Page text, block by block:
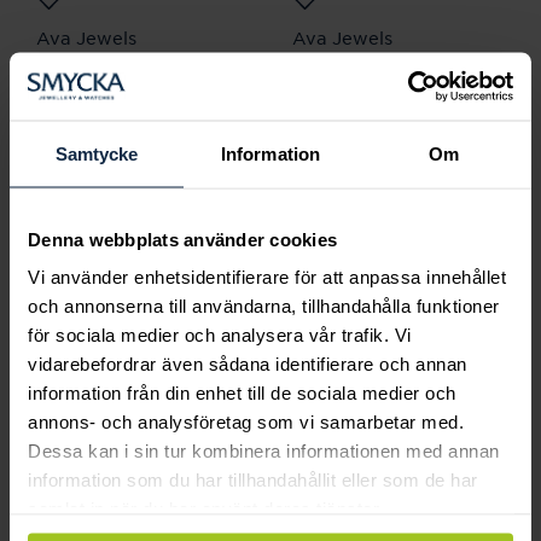
Samtycke Information Om
Denna webbplats använder cookies
Vi använder enhetsidentifierare för att anpassa innehållet
och annonserna till användarna, tillhandahålla funktioner
för sociala medier och analysera vår trafik. Vi
vidarebefordrar även sådana identifierare och annan
information från din enhet till de sociala medier och
annons- och analysföretag som vi samarbetar med.
Dessa kan i sin tur kombinera informationen med annan
information som du har tillhandahållit eller som de har
Ava Jewels
Pixie Citrin påhänge
18K
Ava Jewels
Pixie Citrin påhänge
Ava Jewels
Pixie Grön Kvarts
Ava Jewels
Pixie Grön Kvarts